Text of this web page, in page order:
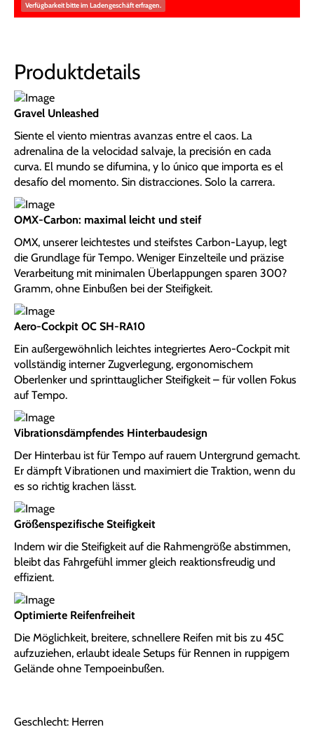
Verfügbarkeit bitte im Ladengeschäft erfragen.
Produktdetails
Gravel Unleashed
Siente el viento mientras avanzas entre el caos. La
adrenalina de la velocidad salvaje, la precisión en cada
curva. El mundo se difumina, y lo único que importa es el
desafío del momento. Sin distracciones. Solo la carrera.
OMX-Carbon: maximal leicht und steif
OMX, unserer leichtestes und steifstes Carbon-Layup, legt
die Grundlage für Tempo. Weniger Einzelteile und präzise
Verarbeitung mit minimalen Überlappungen sparen 300?
Gramm, ohne Einbußen bei der Steifigkeit.
Aero-Cockpit OC SH-RA10
Ein außergewöhnlich leichtes integriertes Aero-Cockpit mit
vollständig interner Zugverlegung, ergonomischem
Oberlenker und sprinttauglicher Steifigkeit – für vollen Fokus
auf Tempo.
Vibrationsdämpfendes Hinterbaudesign
Der Hinterbau ist für Tempo auf rauem Untergrund gemacht.
Er dämpft Vibrationen und maximiert die Traktion, wenn du
es so richtig krachen lässt.
Größenspezifische Steifigkeit
Indem wir die Steifigkeit auf die Rahmengröße abstimmen,
bleibt das Fahrgefühl immer gleich reaktionsfreudig und
effizient.
Optimierte Reifenfreiheit
Die Möglichkeit, breitere, schnellere Reifen mit bis zu 45C
aufzuziehen, erlaubt ideale Setups für Rennen in ruppigem
Gelände ohne Tempoeinbußen.
Geschlecht: Herren